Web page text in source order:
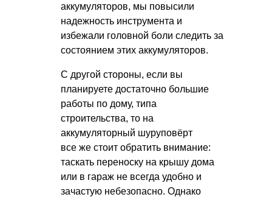
аккумуляторов, мы повысили
надежность инструмента и
избежали головной боли следить за
состоянием этих аккумуляторов.
С другой стороны, если вы
планируете достаточно большие
работы по дому, типа
строительства, то на
аккумуляторный шуруповёрт
все же стоит обратить внимание:
таскать переноску на крышу дома
или в гараж не всегда удобно и
зачастую небезопасно. Однако